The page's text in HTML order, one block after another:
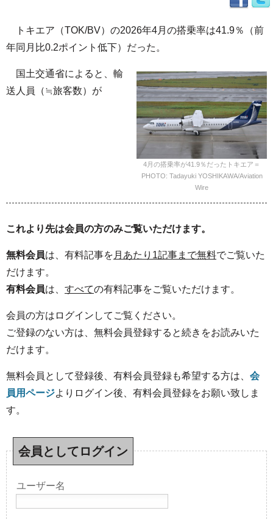
トキエア（TOK/BV）の2026年4月の搭乗率は41.9％（前
年同月比0.2ポイント低下）だった。
4月の搭乗率が41.9％だったトキエア＝
PHOTO: Tadayuki YOSHIKAWA/Aviation
Wire
国土交通省によると、輸
送人員（≒旅客数）が
これより先は会員の方のみご覧いただけます。
無料会員は、有料記事を 月あたり1記事まで無料でご覧いた
だけます。
有料会員は、 すべての有料記事をご覧いただけます。
会員の方はログインしてご覧ください。
ご登録のない方は、無料会員登録すると続きをお読みいた
だけます。
無料会員として登録後、有料会員登録も希望する方は、 会
員用ページよりログイン後、有料会員登録をお願い致しま
す。
会員としてログイン
ユーザー名